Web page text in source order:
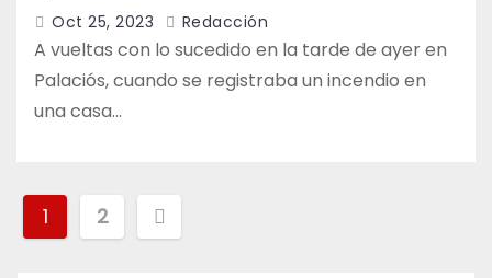
Oct 25, 2023 Redacción
A vueltas con lo sucedido en la tarde de ayer en
Palaciós, cuando se registraba un incendio en
una casa…
Paginación
1 2